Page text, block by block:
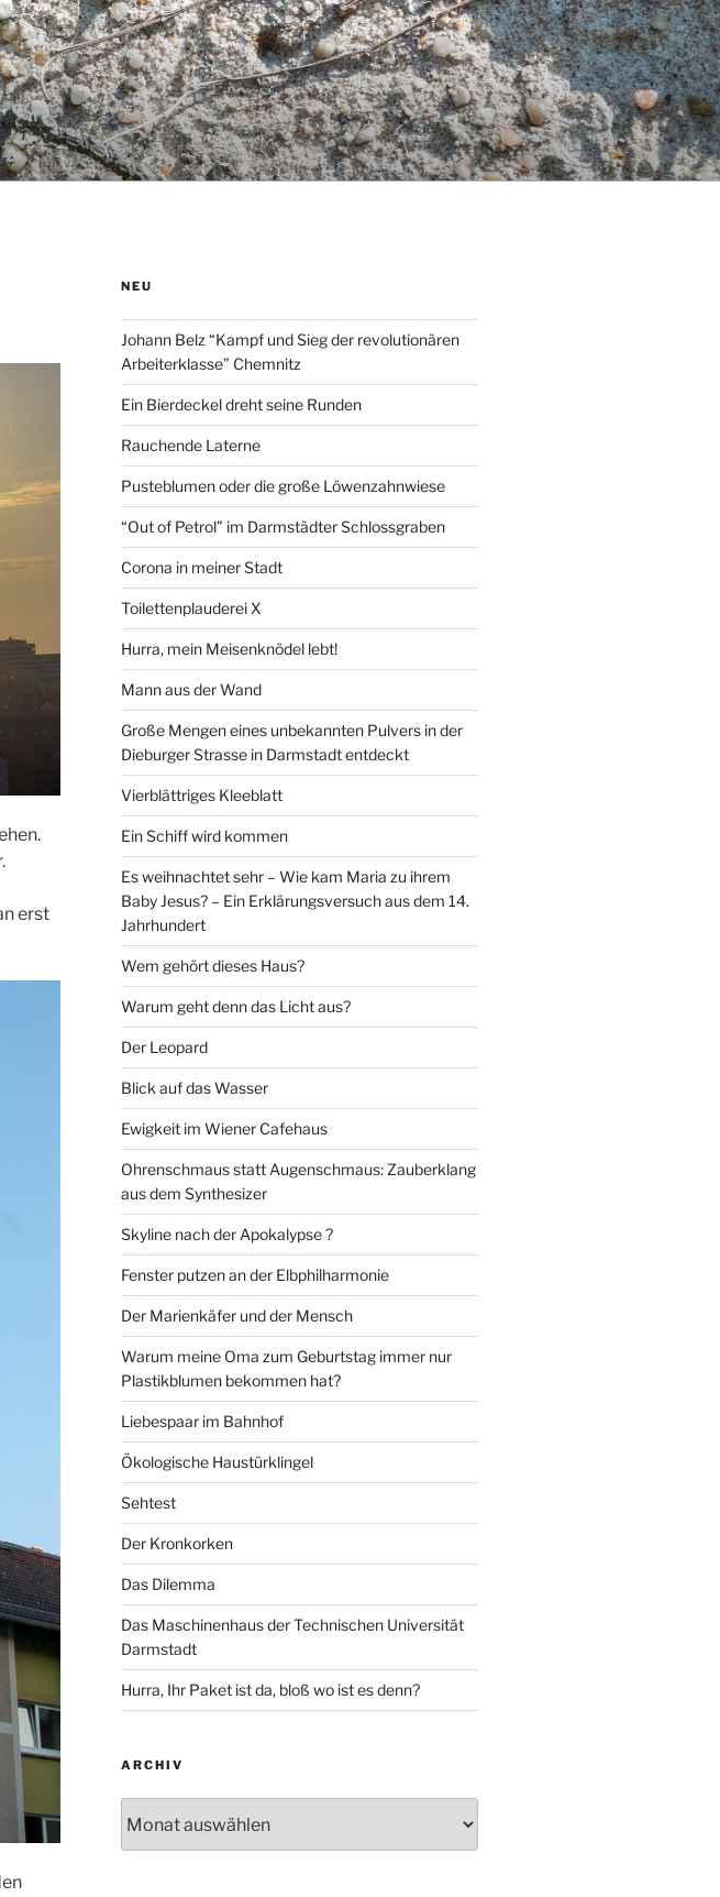
erst
NEU
Johann Belz “Kampf und Sieg der revolutionären
Arbeiterklasse” Chemnitz
Ein Bierdeckel dreht seine Runden
Rauchende Laterne
Pusteblumen oder die große Löwenzahnwiese
“Out of Petrol” im Darmstädter Schlossgraben
Corona in meiner Stadt
Toilettenplauderei X
Hurra, mein Meisenknödel lebt!
Mann aus der Wand
Große Mengen eines unbekannten Pulvers in der
Dieburger Strasse in Darmstadt entdeckt
Vierblättriges Kleeblatt
Ein Schiff wird kommen
Es weihnachtet sehr – Wie kam Maria zu ihrem
Baby Jesus? – Ein Erklärungsversuch aus dem 14.
Jahrhundert
Wem gehört dieses Haus?
Warum geht denn das Licht aus?
Der Leopard
Blick auf das Wasser
Ewigkeit im Wiener Cafehaus
Ohrenschmaus statt Augenschmaus: Zauberklang
aus dem Synthesizer
Skyline nach der Apokalypse ?
Fenster putzen an der Elbphilharmonie
Der Marienkäfer und der Mensch
Warum meine Oma zum Geburtstag immer nur
Plastikblumen bekommen hat?
Liebespaar im Bahnhof
Ökologische Haustürklingel
Sehtest
Der Kronkorken
Das Dilemma
Das Maschinenhaus der Technischen Universität
Darmstadt
Hurra, Ihr Paket ist da, bloß wo ist es denn?
ARCHIV